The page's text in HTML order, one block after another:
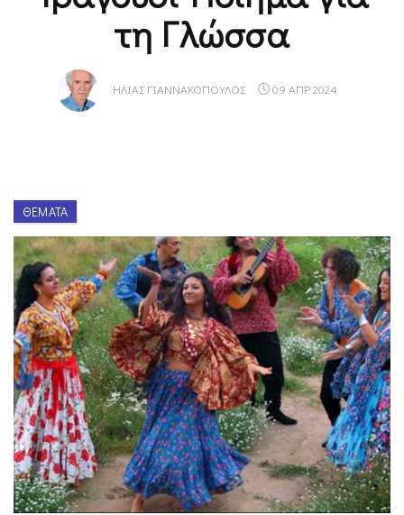
τη Γλώσσα
ΗΛΊΑΣ ΓΙΑΝΝΑΚΌΠΟΥΛΟΣ 09 ΑΠΡ 2024
ΘΈΜΑΤΑ